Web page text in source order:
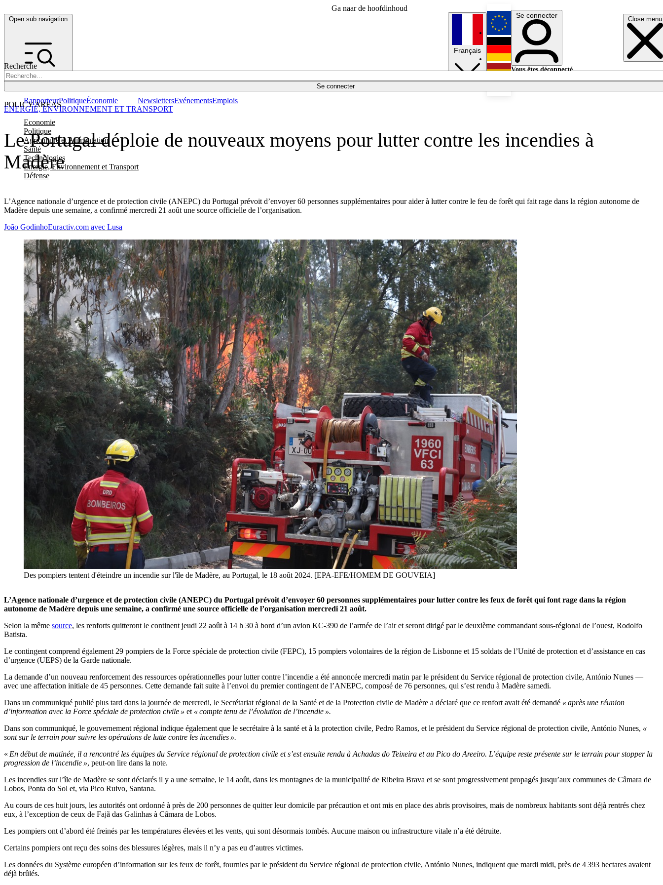
Ga naar de hoofdinhoud
Open sub navigation Close menu
Recherche
Se connecter
POLICY AREAS
Economie
Politique
Agriculture et Alimentation
Santé
Technologies
Energie, Environnement et Transport
Défense
RapporteurPolitiqueÉconomie NewslettersEvénementsEmplois
Français
English
Deutsch
Se connecter
Vous êtes déconnecté.
Le Portugal déploie de nouveaux moyens pour lutter contre les incendies à
Madère
L’Agence nationale d’urgence et de protection civile (ANEPC) du Portugal prévoit d’envoyer 60 personnes supplémentaires pour aider à lutter contre le feu de forêt qui fait rage dans la région autonome de
Madère depuis une semaine, a confirmé mercredi 21 août une source officielle de l’organisation.
ENERGIE, ENVIRONNEMENT ET TRANSPORT
João GodinhoEuractiv.com avec Lusa
Des pompiers tentent d'éteindre un incendie sur l'île de Madère, au Portugal, le 18 août 2024. [EPA-EFE/HOMEM DE GOUVEIA]
L’Agence nationale d’urgence et de protection civile (ANEPC) du Portugal prévoit d’envoyer 60 personnes supplémentaires pour lutter contre les feux de forêt qui font rage dans la région
autonome de Madère depuis une semaine, a confirmé une source officielle de l’organisation mercredi 21 août.
Selon la même source, les renforts quitteront le continent jeudi 22 août à 14 h 30 à bord d’un avion KC-390 de l’armée de l’air et seront dirigé par le deuxième commandant sous-régional de l’ouest, Rodolfo
Batista.
Le contingent comprend également 29 pompiers de la Force spéciale de protection civile (FEPC), 15 pompiers volontaires de la région de Lisbonne et 15 soldats de l’Unité de protection et d’assistance en cas
d’urgence (UEPS) de la Garde nationale.
La demande d’un nouveau renforcement des ressources opérationnelles pour lutter contre l’incendie a été annoncée mercredi matin par le président du Service régional de protection civile, António Nunes —
avec une affectation initiale de 45 personnes. Cette demande fait suite à l’envoi du premier contingent de l’ANEPC, composé de 76 personnes, qui s’est rendu à Madère samedi.
Dans un communiqué publié plus tard dans la journée de mercredi, le Secrétariat régional de la Santé et de la Protection civile de Madère a déclaré que ce renfort avait été demandé « après une réunion
d’information avec la Force spéciale de protection civile » et « compte tenu de l’évolution de l’incendie ».
Dans son communiqué, le gouvernement régional indique également que le secrétaire à la santé et à la protection civile, Pedro Ramos, et le président du Service régional de protection civile, António Nunes, «
sont sur le terrain pour suivre les opérations de lutte contre les incendies ».
« En début de matinée, il a rencontré les équipes du Service régional de protection civile et s’est ensuite rendu à Achadas do Teixeira et au Pico do Areeiro. L’équipe reste présente sur le terrain pour stopper la
progression de l’incendie », peut-on lire dans la note.
Les incendies sur l’île de Madère se sont déclarés il y a une semaine, le 14 août, dans les montagnes de la municipalité de Ribeira Brava et se sont progressivement propagés jusqu’aux communes de Câmara de
Lobos, Ponta do Sol et, via Pico Ruivo, Santana.
Au cours de ces huit jours, les autorités ont ordonné à près de 200 personnes de quitter leur domicile par précaution et ont mis en place des abris provisoires, mais de nombreux habitants sont déjà rentrés chez
eux, à l’exception de ceux de Fajã das Galinhas à Câmara de Lobos.
Les pompiers ont d’abord été freinés par les températures élevées et les vents, qui sont désormais tombés. Aucune maison ou infrastructure vitale n’a été détruite.
Certains pompiers ont reçu des soins des blessures légères, mais il n’y a pas eu d’autres victimes.
Les données du Système européen d’information sur les feux de forêt, fournies par le président du Service régional de protection civile, António Nunes, indiquent que mardi midi, près de 4 393 hectares avaient
déjà brûlés.